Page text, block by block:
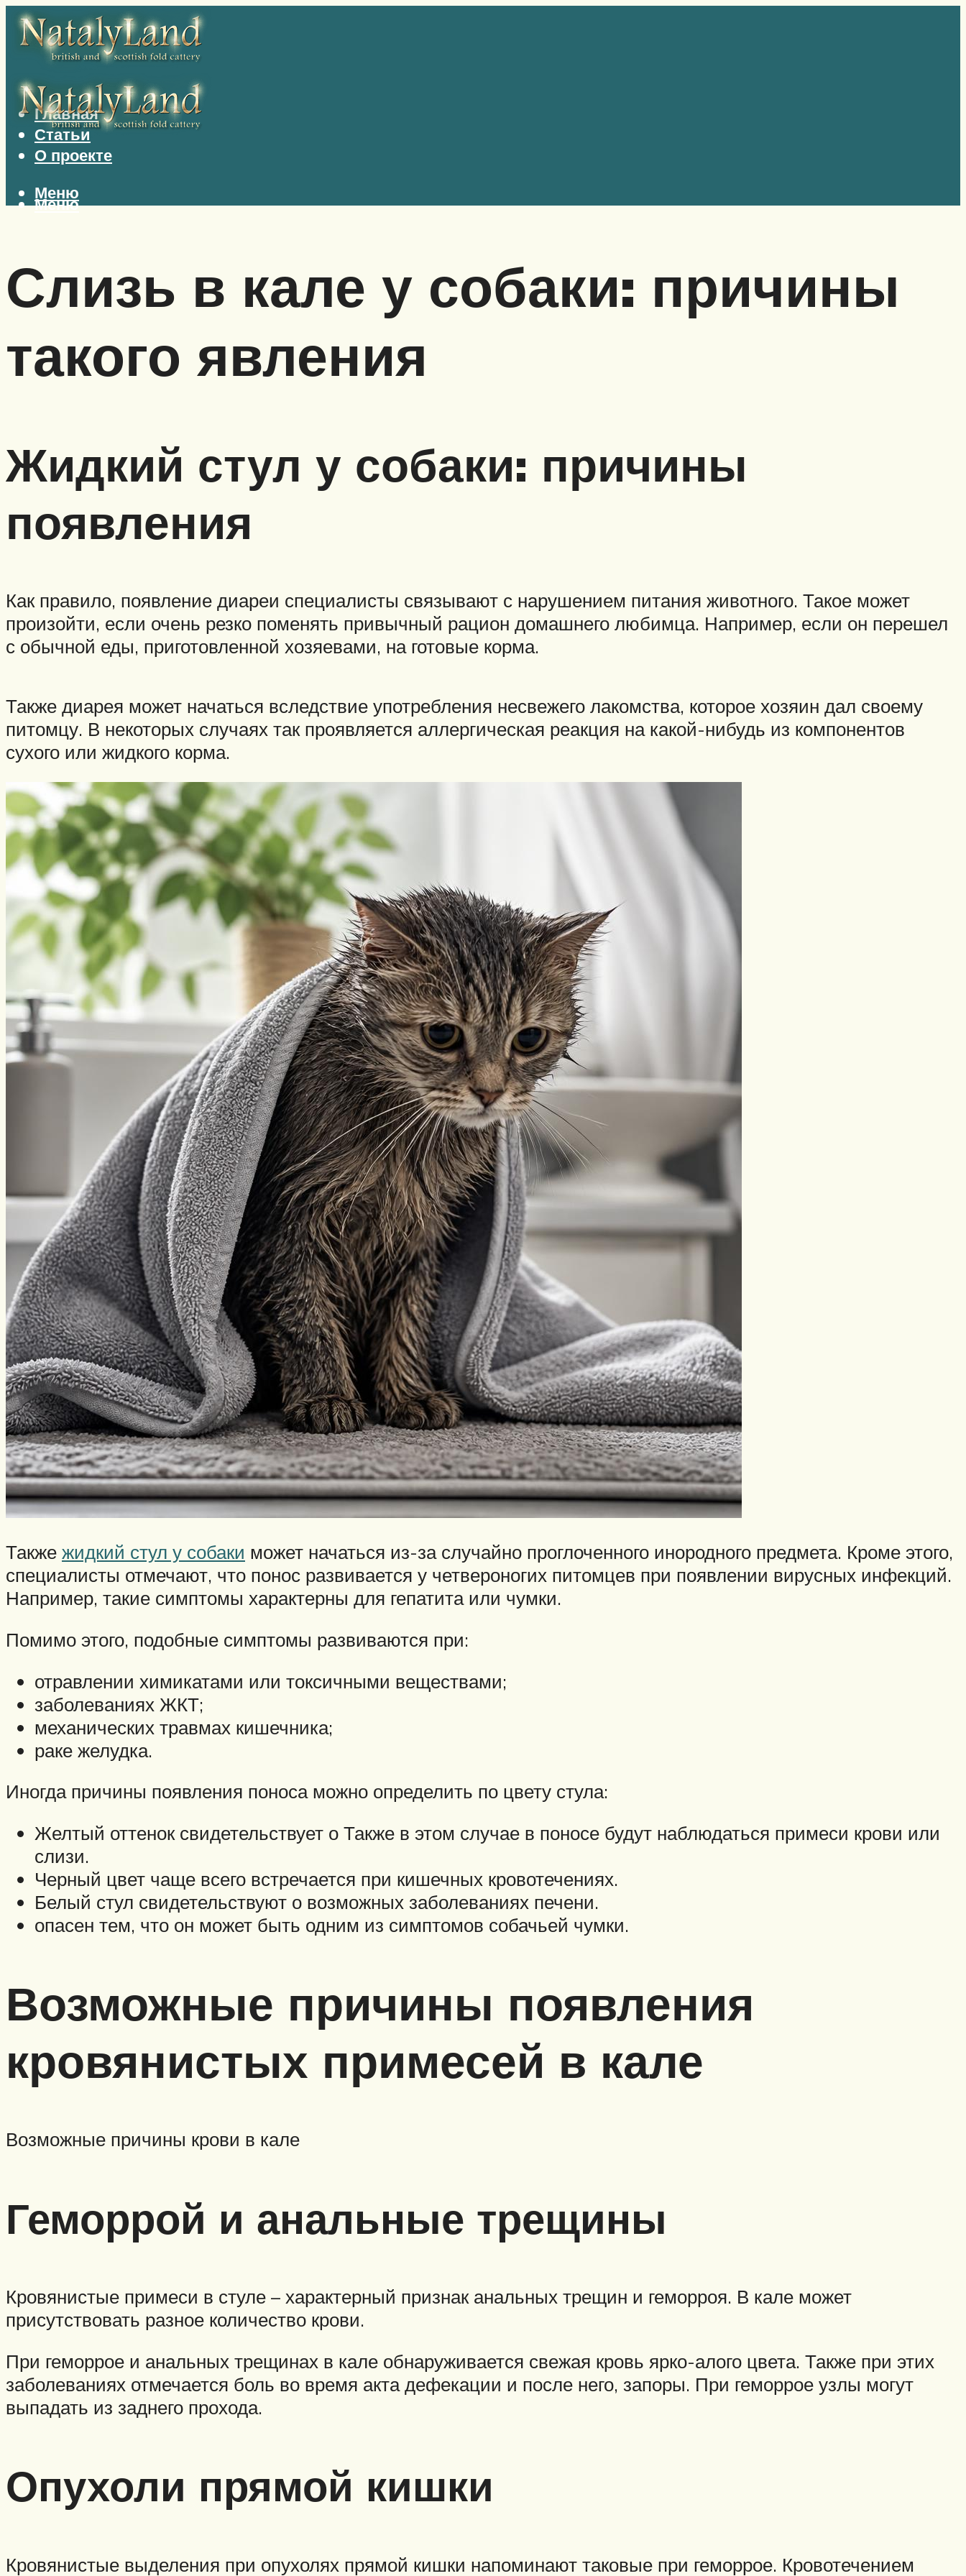
Главная
Статьи
О проекте
Меню
Меню
Слизь в кале у собаки: причины
такого явления
Жидкий стул у собаки: причины
появления
Как правило, появление диареи специалисты связывают с нарушением питания животного. Такое может
произойти, если очень резко поменять привычный рацион домашнего любимца. Например, если он перешел
с обычной еды, приготовленной хозяевами, на готовые корма.
Также диарея может начаться вследствие употребления несвежего лакомства, которое хозяин дал своему
питомцу. В некоторых случаях так проявляется аллергическая реакция на какой-нибудь из компонентов
сухого или жидкого корма.
Также жидкий стул у собаки может начаться из-за случайно проглоченного инородного предмета. Кроме этого,
специалисты отмечают, что понос развивается у четвероногих питомцев при появлении вирусных инфекций.
Например, такие симптомы характерны для гепатита или чумки.
Помимо этого, подобные симптомы развиваются при:
отравлении химикатами или токсичными веществами;
заболеваниях ЖКТ;
механических травмах кишечника;
раке желудка.
Иногда причины появления поноса можно определить по цвету стула:
Желтый оттенок свидетельствует о Также в этом случае в поносе будут наблюдаться примеси крови или
слизи.
Черный цвет чаще всего встречается при кишечных кровотечениях.
Белый стул свидетельствуют о возможных заболеваниях печени.
опасен тем, что он может быть одним из симптомов собачьей чумки.
Возможные причины появления
кровянистых примесей в кале
Возможные причины крови в кале
Геморрой и анальные трещины
Кровянистые примеси в стуле – характерный признак анальных трещин и геморроя. В кале может
присутствовать разное количество крови.
При геморрое и анальных трещинах в кале обнаруживается свежая кровь ярко-алого цвета. Также при этих
заболеваниях отмечается боль во время акта дефекации и после него, запоры. При геморрое узлы могут
выпадать из заднего прохода.
Опухоли прямой кишки
Кровянистые выделения при опухолях прямой кишки напоминают таковые при геморрое. Кровотечением